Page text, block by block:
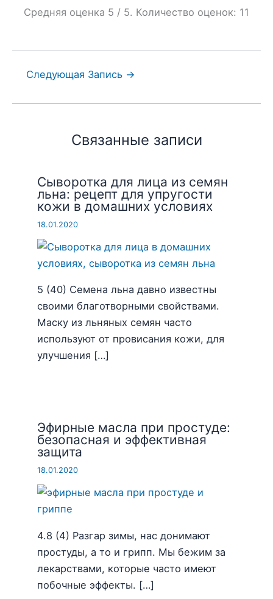
Средняя оценка 5 / 5. Количество оценок: 11
Следующая Запись →
Связанные записи
Сыворотка для лица из семян
льна: рецепт для упругости
кожи в домашних условиях
18.01.2020
5 (40) Семена льна давно известны
своими благотворными свойствами.
Маску из льняных семян часто
используют от провисания кожи, для
улучшения […]
Эфирные масла при простуде:
безопасная и эффективная
защита
18.01.2020
4.8 (4) Разгар зимы, нас донимают
простуды, а то и грипп. Мы бежим за
лекарствами, которые часто имеют
побочные эффекты. […]